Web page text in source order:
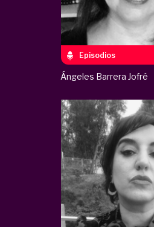
Episodios
Ángeles Barrera Jofré